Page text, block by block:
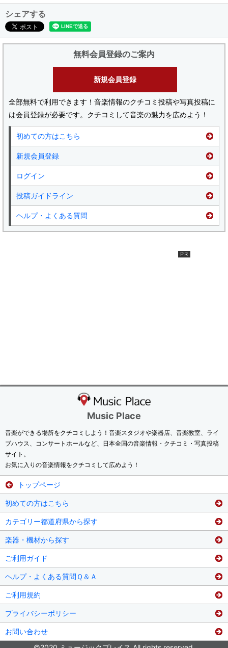
シェアする
無料会員登録のご案内
新規会員登録
全部無料で利用できます！音楽情報のクチコミ投稿や写真投稿に
は会員登録が必要です。クチコミして音楽の魅力を広めよう！
初めての方はこちら
新規会員登録
ログイン
投稿ガイドライン
ヘルプ・よくある質問
Music Place
音楽ができる場所をクチコミしよう！音楽スタジオや楽器店、音楽教室、ライ
ブハウス、コンサートホールなど、日本全国の音楽情報・クチコミ・写真投稿
サイト。
お気に入りの音楽情報をクチコミして広めよう！
トップページ
初めての方はこちら
カテゴリー都道府県から探す
楽器・機材から探す
ご利用ガイド
ヘルプ・よくある質問Ｑ＆Ａ
ご利用規約
プライバシーポリシー
お問い合わせ